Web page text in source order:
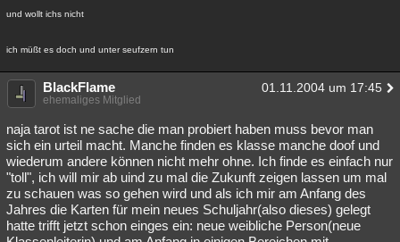
und wollt ichs nicht
ich müßt es doch und unter seufzern tun
BlackFlame 01.11.2004 um 17:45
ehemaliges Mitglied
naja tarot ist ne sache die man probiert haben muss bevor man
sich ein urteil macht. Manche finden es klasse manche doof und
wiederum andere können nicht mehr ohne. Ich finde es einfach nur
"toll", ich will mir ab uind zu mal die Zukunft zeigen lassen um mal
zu schauen was so gehen wird und als ich mir am Anfang des
Jahres die Karten für mein neues Schuljahr(also dieses) gelegt
hatte trifft jetzt schon einges ein: neue weibliche Person(neue